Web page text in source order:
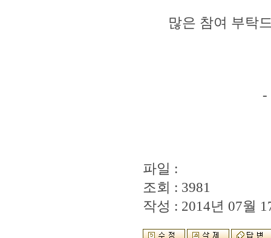
많은 참여 부탁드
- 부산지
파일 :
조회 : 3981
작성 : 2014년 07월